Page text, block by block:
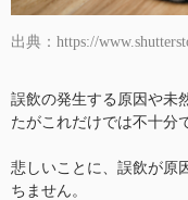
出典：https://
誤飲の発生する原因や未
たがこれだけでは不十分
悲しいことに、誤飲が原
ちません。